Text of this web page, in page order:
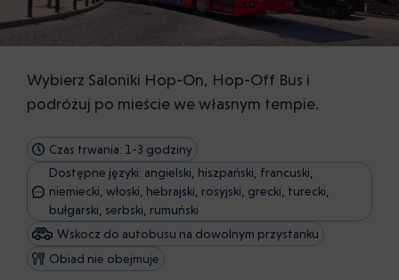
Wybierz Saloniki Hop-On, Hop-Off Bus i
podróżuj po mieście we własnym tempie.
Czas trwania: 1-3 godziny
Dostępne języki: angielski, hiszpański, francuski,
niemiecki, włoski, hebrajski, rosyjski, grecki, turecki,
bułgarski, serbski, rumuński
Wskocz do autobusu na dowolnym przystanku
Obiad nie obejmuje